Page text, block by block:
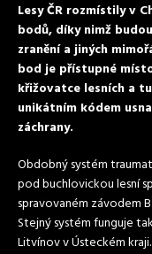
Lesy ČR rozmístily v
bodů, díky nimž
zranění a jiných
bod je přístupné
křižovatce lesních a
unikátním kódem
záchrany.
Obdobný systém
pod buchlovickou lesní
spravovaném závodem
Stejný systém funguje
Litvínov v Ústeckém kraji.